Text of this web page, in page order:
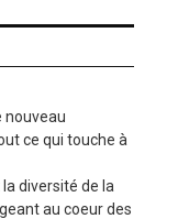
nouveau
ce qui touche à
diversité de la
au coeur des